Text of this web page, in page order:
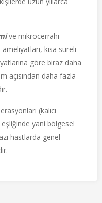
ve mikrocerrahi
ameliyatları, kısa süreli
göre biraz daha
açısından daha fazla
(kalıcı
yani bölgesel
hastlarda genel